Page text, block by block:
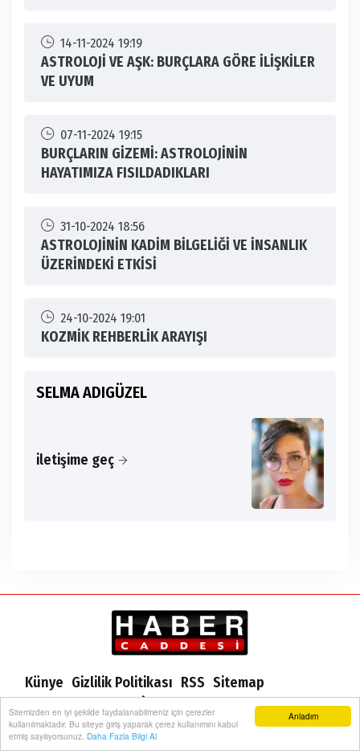
Anladım
Sitemizden en iyi şekilde faydalanabilmeniz için çerezler
kullanılmaktadır. Bu siteye giriş yaparak çerez kullanımını kabul
etmiş sayılıyorsunuz. Daha Fazla Bilgi Al
14-11-2024 19:19
ASTROLOJİ VE AŞK: BURÇLARA GÖRE İLİŞKİLER
VE UYUM
07-11-2024 19:15
BURÇLARIN GİZEMİ: ASTROLOJİNİN
HAYATIMIZA FISILDADIKLARI
31-10-2024 18:56
ASTROLOJİNİN KADİM BİLGELİĞİ VE İNSANLIK
ÜZERİNDEKİ ETKİSİ
24-10-2024 19:01
KOZMİK REHBERLİK ARAYIŞI
SELMA ADIGÜZEL
iletişime geç
Künye Gizlilik Politikası RSS Sitemap
Sitene Ekle Arşiv İletişim